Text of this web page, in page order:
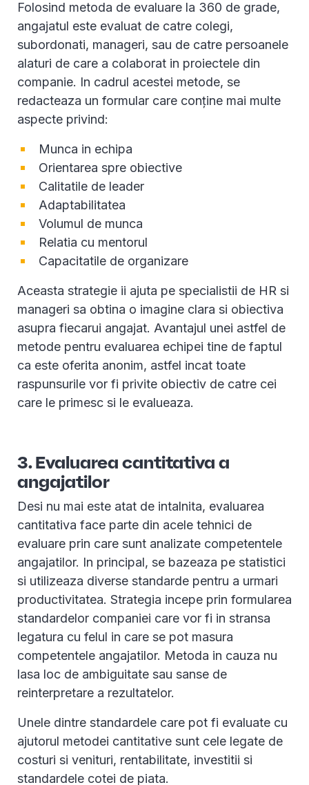
Folosind metoda de evaluare la 360 de grade,
angajatul este evaluat de catre colegi,
subordonati, manageri, sau de catre persoanele
alaturi de care a colaborat in proiectele din
companie. In cadrul acestei metode, se
redacteaza un formular care conține mai multe
aspecte privind:
Munca in echipa
Orientarea spre obiective
Calitatile de leader
Adaptabilitatea
Volumul de munca
Relatia cu mentorul
Capacitatile de organizare
Aceasta strategie ii ajuta pe specialistii de HR si
manageri sa obtina o imagine clara si obiectiva
asupra fiecarui angajat. Avantajul unei astfel de
metode pentru evaluarea echipei tine de faptul
ca este oferita anonim, astfel incat toate
raspunsurile vor fi privite obiectiv de catre cei
care le primesc si le evalueaza.
3. Evaluarea cantitativa a
angajatilor
Desi nu mai este atat de intalnita, evaluarea
cantitativa face parte din acele tehnici de
evaluare prin care sunt analizate competentele
angajatilor. In principal, se bazeaza pe statistici
si utilizeaza diverse standarde pentru a urmari
productivitatea. Strategia incepe prin formularea
standardelor companiei care vor fi in stransa
legatura cu felul in care se pot masura
competentele angajatilor. Metoda in cauza nu
lasa loc de ambiguitate sau sanse de
reinterpretare a rezultatelor.
Unele dintre standardele care pot fi evaluate cu
ajutorul metodei cantitative sunt cele legate de
costuri si venituri, rentabilitate, investitii si
standardele cotei de piata.